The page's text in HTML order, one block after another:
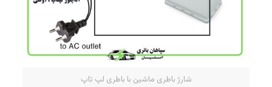
شارژ باطری ماشین با باطری لپ تاپ